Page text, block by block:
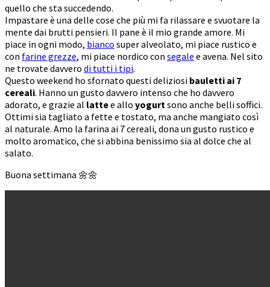
quello che sta succedendo.
Impastare è una delle cose che più mi fa rilassare e svuotare la
mente dai brutti pensieri. Il pane è il mio grande amore. Mi
piace in ogni modo, bianco super alveolato, mi piace rustico e
con farine grezze, mi piace nordico con segale e avena. Nel sito
ne trovate davvero di tutti i tipi.
Questo weekend ho sfornato questi deliziosi bauletti ai 7
cereali. Hanno un gusto davvero intenso che ho davvero
adorato, e grazie al lattee allo yogurt sono anche belli soffici.
Ottimi sia tagliato a fette e tostato, ma anche mangiato così
al naturale. Amo la farina ai 7 cereali, dona un gusto rustico e
molto aromatico, che si abbina benissimo sia al dolce che al
salato.
Buona settimana 🌼🌼